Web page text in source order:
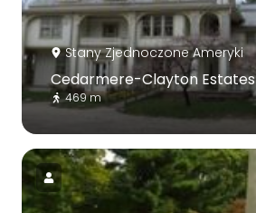
Stany Zjednoczone Ameryki
Cedarmere-Clayton Estates
469 m